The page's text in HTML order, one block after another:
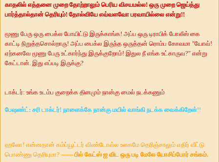
காதலில் எத்தனை முறை தோற்றாலும் பெரிய விசயமல்ல! ஒரு முறை ஜெய்த்து
பார்த்தால்தான் தெரியும்! தோல்வியே எவ்வளவோ பரவாயில்லை என்று!!
மூணு பேரு ஒரு பைக்ல போயிட்டு இருக்காங்க! அப்ப ஒரு டிராபிக் போலீஸ் கை
காட்டி நிறுத்தசொல்றாரு! அப்ப பைக்ல இருந்த ஒருத்தன் ரொம்ப கோவமா "யோவ்!
ஏற்கனவே மூணு பேரு உட்கார்ந்து இருக்குறோம்! இதுல நீ எங்க உட்காருவ?" என்று
கேட்டான். இது எப்படி இருக்கு?
டாக்டர்: உங்க உடம்ப குறைக்க தினமும் நான்கு மைல் நடக்கணும்!
பேஷண்ட்: சரி டாக்டர்! நாளைக்கே நான்கு மயில் வாங்கி நடக்க வைக்கிறேன்!!
ஹலோ! என்னதான் கம்ப்யூட்டர் விண்டோவ்ல உலகமே தெரிஞ்சாலும் எதிர் வீட்டு
பொண்ணு தெரியுமா? ------ பில் கேட்ஸ் ஐ விட ஒரு படி மேலே யோசிப்போர் சங்கம்.